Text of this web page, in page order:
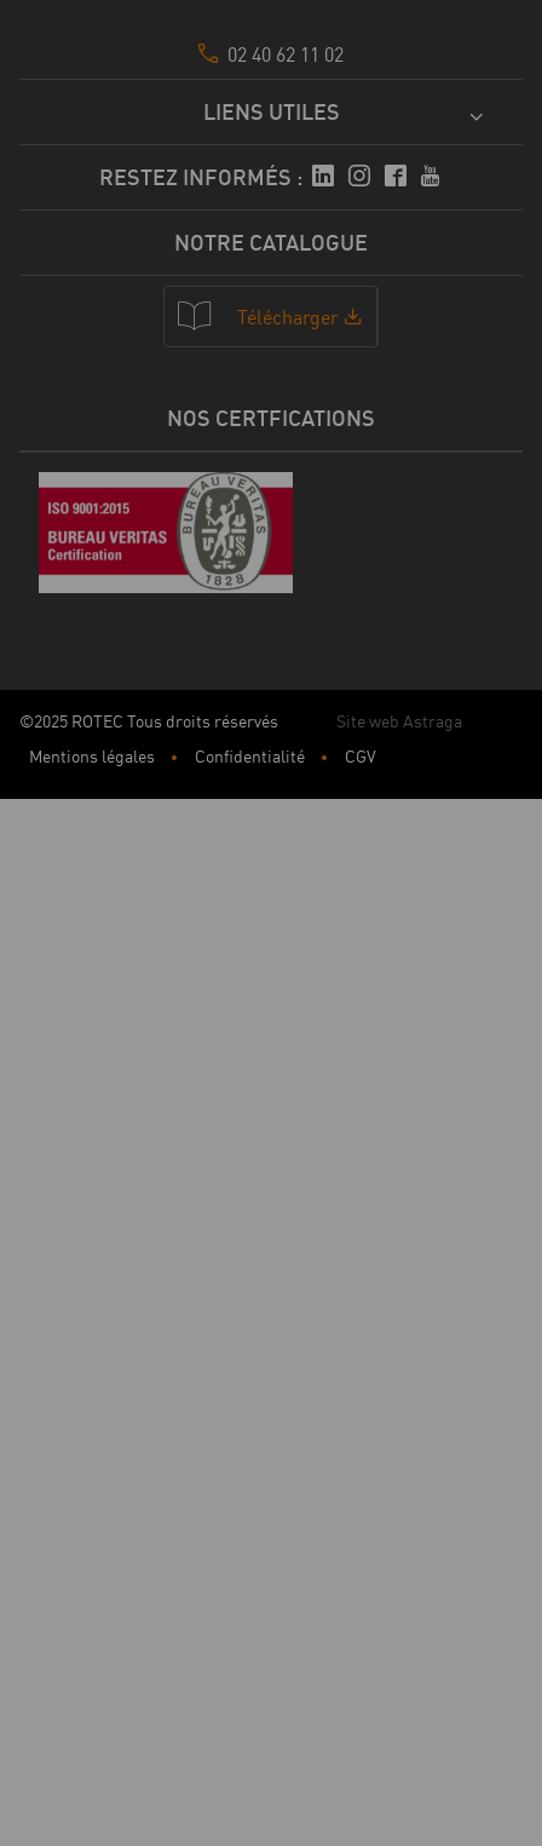
02 40 62 11 02
LIENS UTILES
RESTEZ INFORMÉS :
NOTRE CATALOGUE
Télécharger
NOS CERTFICATIONS
©2025 ROTEC Tous droits réservés
Site web Astraga
Mentions légales
Confidentialité CGV